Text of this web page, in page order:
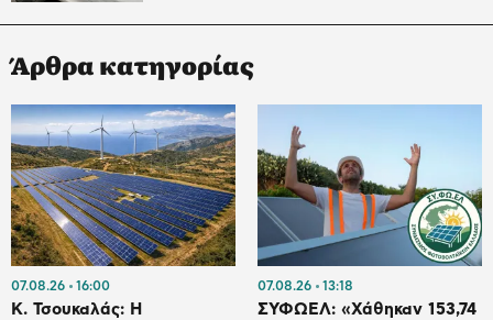
Άρθρα κατηγορίας
07.08.26 16:00
Κ. Τσουκαλάς: Η
07.08.26 13:18
ΣΥΦΩΕΛ: «Χάθηκαν 153,74